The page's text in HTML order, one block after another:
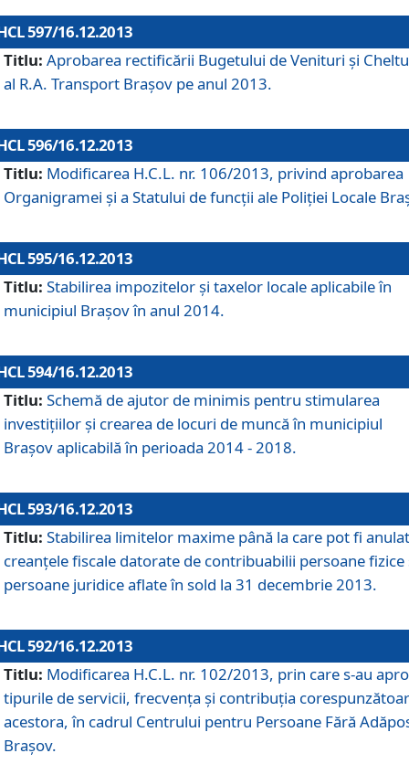
597/16.12.2013
Titlu: Aprobarea rectificării Bugetului de Venituri şi
al R.A. Transport Braşov pe anul 2013.
596/16.12.2013
Titlu: Modificarea H.C.L. nr. 106/2013, privind aprobarea
Organigramei şi a Statului de funcţii ale Poliţiei Locale
595/16.12.2013
Titlu: Stabilirea impozitelor şi taxelor locale aplicabile în
municipiul Braşov în anul 2014.
594/16.12.2013
Titlu: Schemă de ajutor de minimis pentru stimularea
investiţiilor şi crearea de locuri de muncă în municipiul
Braşov aplicabilă în perioada 2014 - 2018.
593/16.12.2013
Titlu: Stabilirea limitelor maxime până la care pot fi
creanţele fiscale datorate de contribuabilii persoane fizice
persoane juridice aflate în sold la 31 decembrie 2013.
592/16.12.2013
Titlu: Modificarea H.C.L. nr. 102/2013, prin care s-au
tipurile de servicii, frecvenţa şi contribuţia
acestora, în cadrul Centrului pentru Persoane Fără
Braşov.